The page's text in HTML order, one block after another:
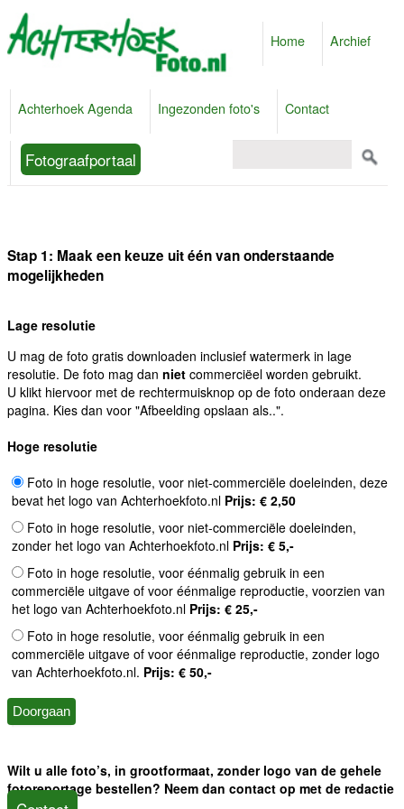
Home Archief
Achterhoek Agenda Ingezonden foto's Contact
Fotograafportaal
Stap 1: Maak een keuze uit één van onderstaande
mogelijkheden
Lage resolutie
U mag de foto gratis downloaden inclusief watermerk in lage
resolutie. De foto mag dan niet commerciëel worden gebruikt.
U klikt hiervoor met de rechtermuisknop op de foto onderaan deze
pagina. Kies dan voor "Afbeelding opslaan als..".
Hoge resolutie
Foto in hoge resolutie, voor niet-commerciële doeleinden, deze
bevat het logo van Achterhoekfoto.nl Prijs: € 2,50
Foto in hoge resolutie, voor niet-commerciële doeleinden,
zonder het logo van Achterhoekfoto.nl Prijs: € 5,-
Foto in hoge resolutie, voor éénmalig gebruik in een
commerciële uitgave of voor éénmalige reproductie, voorzien van
het logo van Achterhoekfoto.nl Prijs: € 25,-
Foto in hoge resolutie, voor éénmalig gebruik in een
commerciële uitgave of voor éénmalige reproductie, zonder logo
van Achterhoekfoto.nl. Prijs: € 50,-
Wilt u alle foto’s, in grootformaat, zonder logo van de gehele
fotoreportage bestellen? Neem dan contact op met de redactie